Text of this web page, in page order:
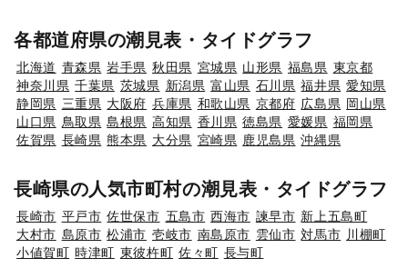
各都道府県の潮見表・タイドグラフ
北海道 青森県 岩手県 秋田県 宮城県 山形県 福島県 東京都
神奈川県 千葉県 茨城県 新潟県 富山県 石川県 福井県 愛知県
静岡県 三重県 大阪府 兵庫県 和歌山県 京都府 広島県 岡山県
山口県 鳥取県 島根県 高知県 香川県 徳島県 愛媛県 福岡県
佐賀県 長崎県 熊本県 大分県 宮崎県 鹿児島県 沖縄県
長崎県の人気市町村の潮見表・タイドグラフ
長崎市 平戸市 佐世保市 五島市 西海市 諫早市 新上五島町
大村市 島原市 松浦市 壱岐市 南島原市 雲仙市 対馬市 川棚町
小値賀町 時津町 東彼杵町 佐々町 長与町